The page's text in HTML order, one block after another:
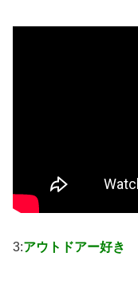
3:アウトドアー好き